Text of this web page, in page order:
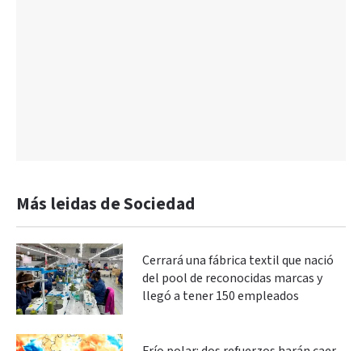
Más leidas de Sociedad
Cerrará una fábrica textil que nació
del pool de reconocidas marcas y
llegó a tener 150 empleados